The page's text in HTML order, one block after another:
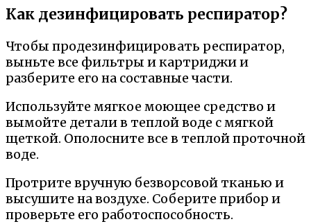
Как дезинфицировать респиратор?
Чтобы продезинфицировать респиратор,
выньте все фильтры и картриджи и
разберите его на составные части.
Используйте мягкое моющее средство и
вымойте детали в теплой воде с мягкой
щеткой. Ополосните все в теплой проточной
воде.
Протрите вручную безворсовой тканью и
высушите на воздухе. Соберите прибор и
проверьте его работоспособность.